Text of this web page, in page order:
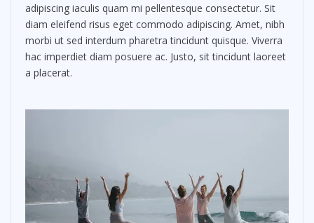
adipiscing iaculis quam mi pellentesque consectetur. Sit
diam eleifend risus eget commodo adipiscing. Amet, nibh
morbi ut sed interdum pharetra tincidunt quisque. Viverra
hac imperdiet diam posuere ac. Justo, sit tincidunt laoreet
a placerat.